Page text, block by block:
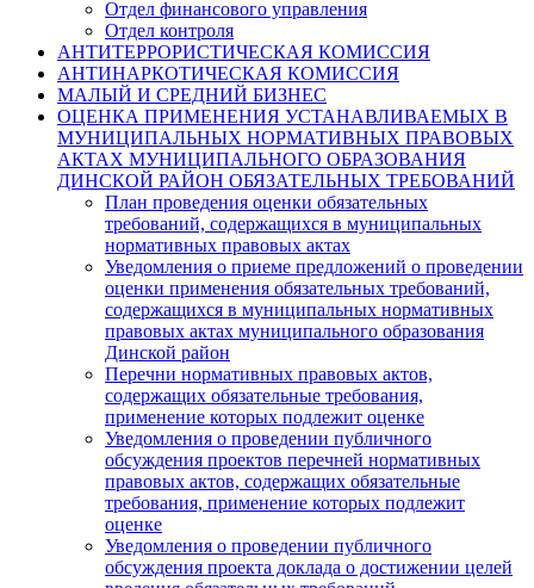
Отдел финансового управления
Отдел контроля
АНТИТЕРРОРИСТИЧЕСКАЯ КОМИССИЯ
АНТИНАРКОТИЧЕСКАЯ КОМИССИЯ
МАЛЫЙ И СРЕДНИЙ БИЗНЕС
ОЦЕНКА ПРИМЕНЕНИЯ УСТАНАВЛИВАЕМЫХ В
МУНИЦИПАЛЬНЫХ НОРМАТИВНЫХ ПРАВОВЫХ
АКТАХ МУНИЦИПАЛЬНОГО ОБРАЗОВАНИЯ
ДИНСКОЙ РАЙОН ОБЯЗАТЕЛЬНЫХ ТРЕБОВАНИЙ
План проведения оценки обязательных
требований, содержащихся в муниципальных
нормативных правовых актах
Уведомления о приеме предложений о проведении
оценки применения обязательных требований,
содержащихся в муниципальных нормативных
правовых актах муниципального образования
Динской район
Перечни нормативных правовых актов,
содержащих обязательные требования,
применение которых подлежит оценке
Уведомления о проведении публичного
обсуждения проектов перечней нормативных
правовых актов, содержащих обязательные
требования, применение которых подлежит
оценке
Уведомления о проведении публичного
обсуждения проекта доклада о достижении целей